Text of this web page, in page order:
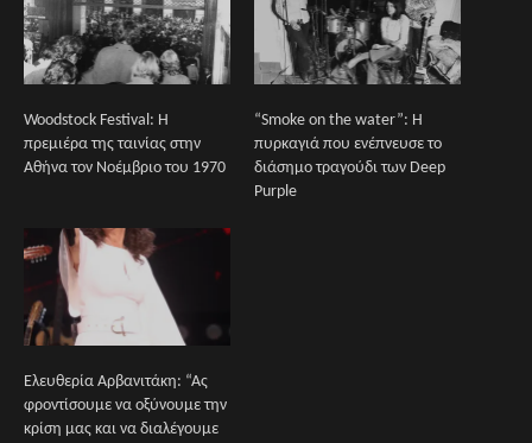
Woodstock Festival: Η
πρεμιέρα της ταινίας στην
Αθήνα τον Νοέμβριο του 1970
“Smoke on the water”: Η
πυρκαγιά που ενέπνευσε το
διάσημο τραγούδι των Deep
Purple
Ελευθερία Αρβανιτάκη: “Ας
φροντίσουμε να οξύνουμε την
κρίση μας και να διαλέγουμε